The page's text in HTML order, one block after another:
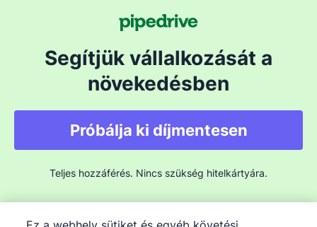
Segítjük vállalkozását a
növekedésben
Próbálja ki díjmentesen
Teljes hozzáférés. Nincs szükség hitelkártyára.